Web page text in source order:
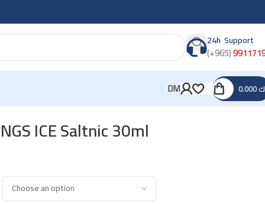
24h Support
(+965)
DM
ICE Saltnic 30ml